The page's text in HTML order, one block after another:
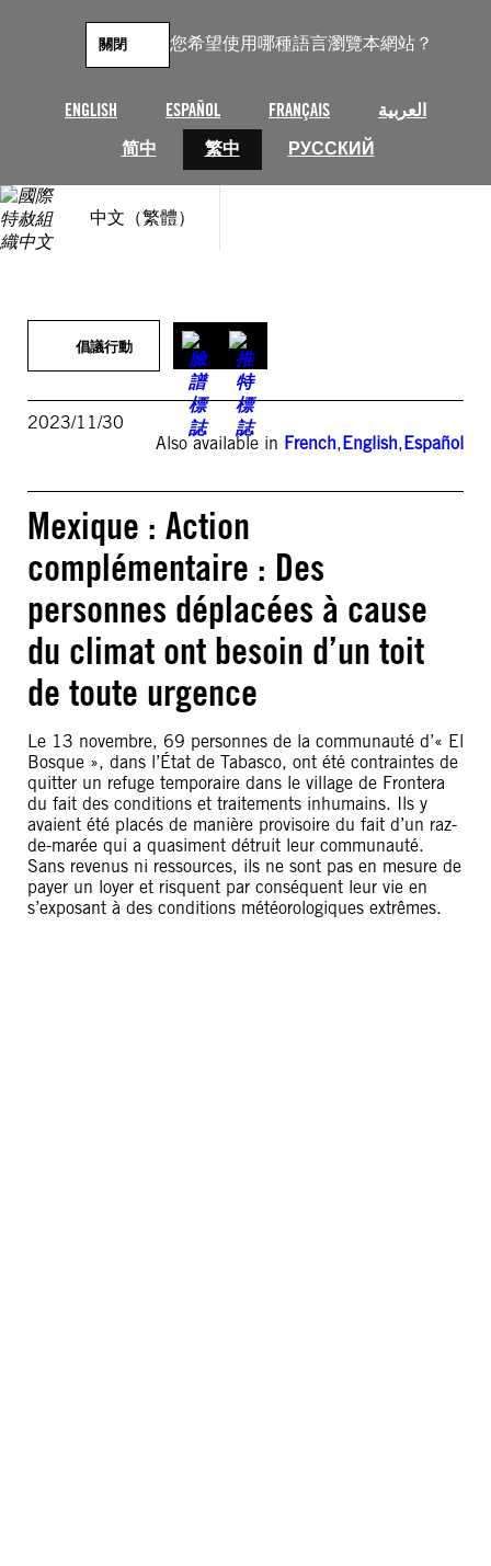
您希望使用哪種語言瀏覽本網站？
ENGLISH ESPAÑOL FRANÇAIS
العربية
简中
繁中 РУССКИЙ
關閉
中文（繁體）
倡議行動
2023/11/30
Also available in French,English,Español
Mexique : Action
complémentaire : Des
personnes déplacées à cause
du climat ont besoin d’un toit
de toute urgence
Le 13 novembre, 69 personnes de la communauté d’« El
Bosque », dans l’État de Tabasco, ont été contraintes de
quitter un refuge temporaire dans le village de Frontera
du fait des conditions et traitements inhumains. Ils y
avaient été placés de manière provisoire du fait d’un raz-
de-marée qui a quasiment détruit leur communauté.
Sans revenus ni ressources, ils ne sont pas en mesure de
payer un loyer et risquent par conséquent leur vie en
s’exposant à des conditions météorologiques extrêmes.